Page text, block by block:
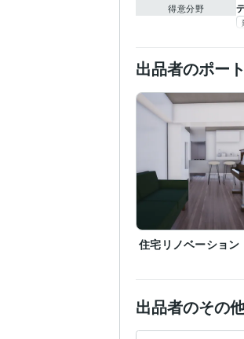
得意分野
出品者のポー
住宅リノベーション
出品者のその